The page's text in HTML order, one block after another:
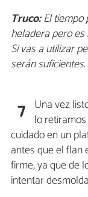
Truco:El tiempo
heladera pero
Si vas a utilizar
serán suficientes.
7 Una vez
lo
cuidado en un
antes que el flan
firme, ya que de
intentar